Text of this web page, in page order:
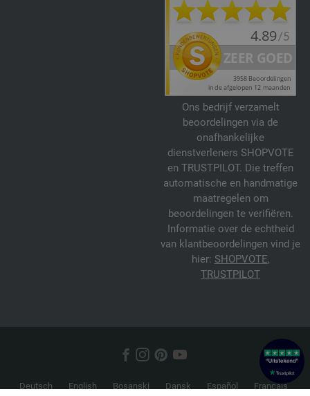
Ons bedrijf verzamelt
beoordelingen via de
onafhankelijke
dienstverleners SHOPVOTE
en TRUSTPILOT. Die treffen
automatische en handmatige
maatregelen om
beoordelingen te verifiëren.
Informatie over de echtheid
van klantbeoordelingen vind je
hier: SHOPVOTE,
TRUSTPILOT
Deutsch English Bosanski Dansk Español Français